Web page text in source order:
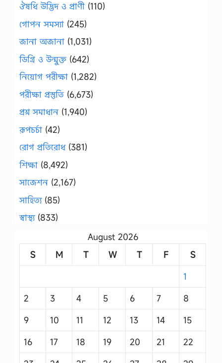
ঔষধি উদ্ভিদ ও প্রাণী (110)
গোপন সমস্যা (245)
জানা অজানা (1,031)
ডিগ্রি ও উন্মুক্ত (642)
নিয়োগ পরীক্ষা (1,282)
পরীক্ষা প্রস্তুতি (6,673)
প্রশ্ন সমাধান (1,940)
রূপচর্চা (42)
রোগ প্রতিরোধ(381)
শিক্ষা (8,492)
সাজেশন (2,167)
সাহিত্য(85)
স্বাস্থ্য(833)
August 2026
S
M T W T F
S
1
2
3 4 5 6 7
8
9
10 11 12 13 14
15
16
17 18 19 20 21
22